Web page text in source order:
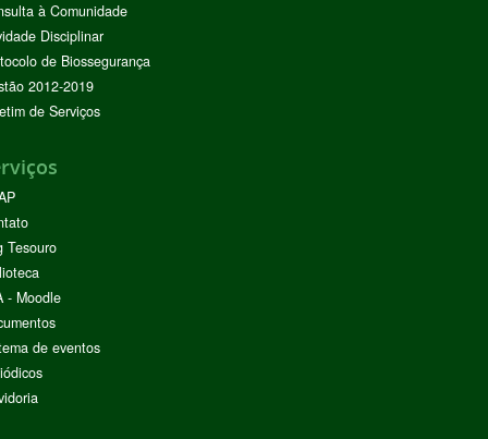
à Comunidade
Disciplinar
de Biossegurança
2012-2019
de Serviços
Tesouro
- Moodle
de eventos